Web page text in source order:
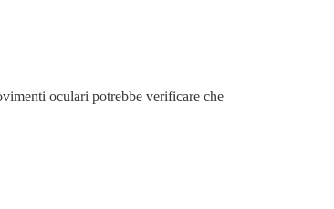
oculari potrebbe verificare che